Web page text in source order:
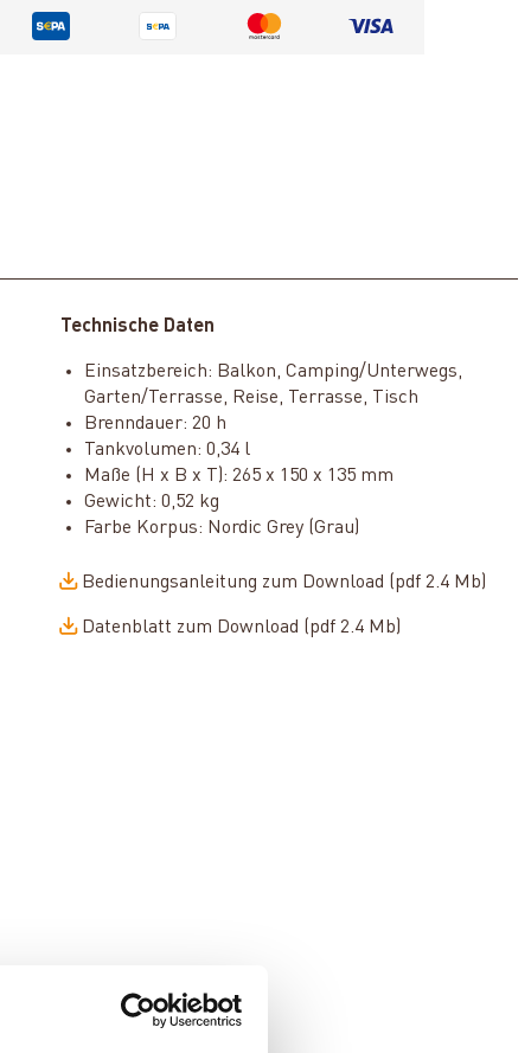
Technische Daten
Einsatzbereich: Balkon, Camping/Unterwegs,
Garten/Terrasse, Reise, Terrasse, Tisch
Brenndauer: 20 h
Tankvolumen: 0,34 l
Maße (H x B x T): 265 x 150 x 135 mm
Gewicht: 0,52 kg
Farbe Korpus: Nordic Grey (Grau)
Bedienungsanleitung zum Download (pdf 2.4 Mb)
Datenblatt zum Download (pdf 2.4 Mb)